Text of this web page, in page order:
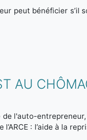
peut bénéficier s’il
AU
l'auto-
: l’aide à la